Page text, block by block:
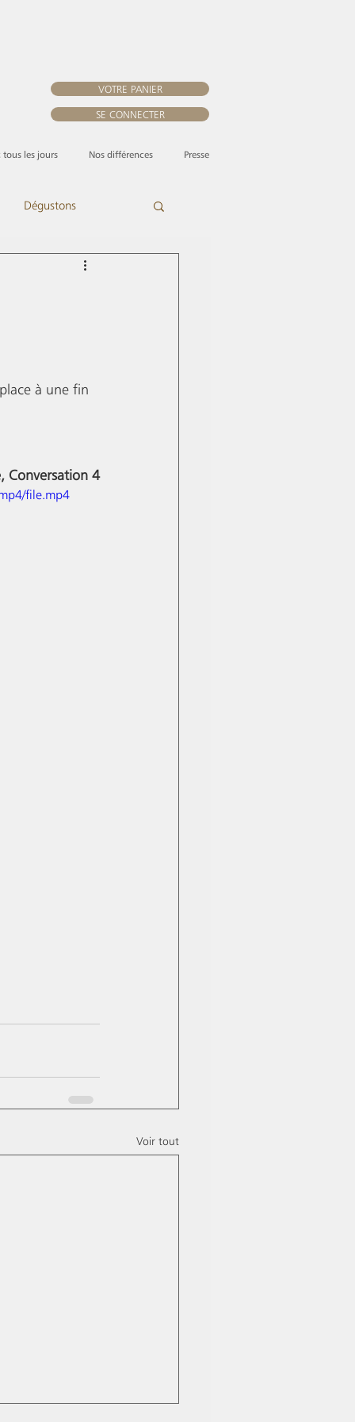
VOTRE PANIER
SE CONNECTER
tous les jours Nos différences Presse
Dégustons
à une fin
Conversation 4
file.mp4
Voir tout